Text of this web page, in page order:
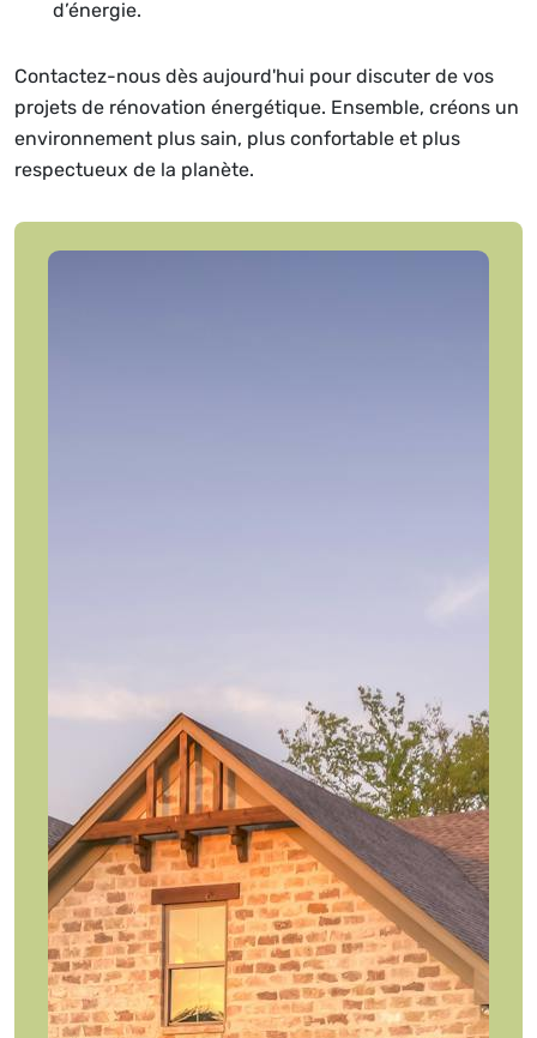
d’énergie.
Contactez-nous dès aujourd'hui pour discuter de vos
projets de rénovation énergétique. Ensemble, créons un
environnement plus sain, plus confortable et plus
respectueux de la planète.